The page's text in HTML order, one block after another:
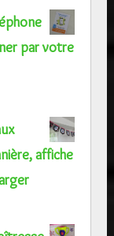
par votre
affiche